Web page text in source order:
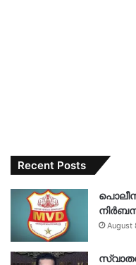
Recent Posts
പൊലീസ്
August